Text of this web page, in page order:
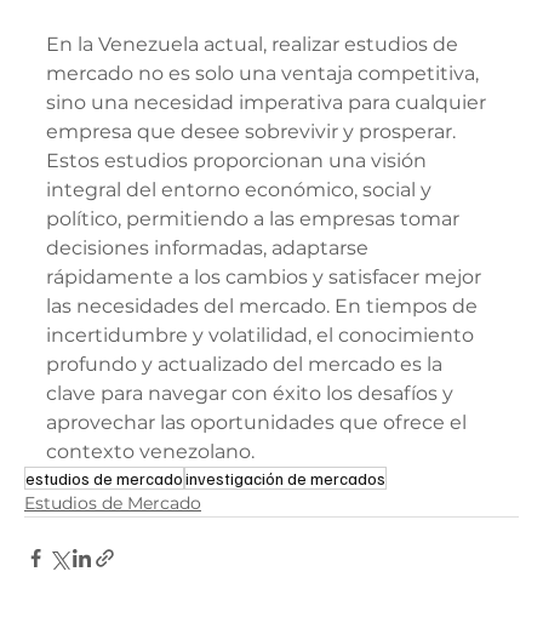
En la Venezuela actual, realizar estudios de
mercado no es solo una ventaja competitiva,
sino una necesidad imperativa para cualquier
empresa que desee sobrevivir y prosperar.
Estos estudios proporcionan una visión
integral del entorno económico, social y
político, permitiendo a las empresas tomar
decisiones informadas, adaptarse
rápidamente a los cambios y satisfacer mejor
las necesidades del mercado. En tiempos de
incertidumbre y volatilidad, el conocimiento
profundo y actualizado del mercado es la
clave para navegar con éxito los desafíos y
aprovechar las oportunidades que ofrece el
contexto venezolano.
estudios de mercadoinvestigación de mercados
Estudios de Mercado